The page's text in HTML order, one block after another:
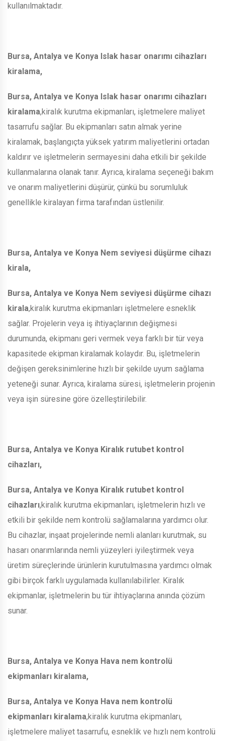
kullanılmaktadır.
Bursa, Antalya ve Konya Islak hasar onarımı cihazları
kiralama,
Bursa, Antalya ve Konya Islak hasar onarımı cihazları
kiralama,kiralık kurutma ekipmanları, işletmelere maliyet
tasarrufu sağlar. Bu ekipmanları satın almak yerine
kiralamak, başlangıçta yüksek yatırım maliyetlerini ortadan
kaldırır ve işletmelerin sermayesini daha etkili bir şekilde
kullanmalarına olanak tanır. Ayrıca, kiralama seçeneği bakım
ve onarım maliyetlerini düşürür, çünkü bu sorumluluk
genellikle kiralayan firma tarafından üstlenilir.
Bursa, Antalya ve Konya Nem seviyesi düşürme cihazı
kirala,
Bursa, Antalya ve Konya Nem seviyesi düşürme cihazı
kirala,kiralık kurutma ekipmanları işletmelere esneklik
sağlar. Projelerin veya iş ihtiyaçlarının değişmesi
durumunda, ekipmanı geri vermek veya farklı bir tür veya
kapasitede ekipman kiralamak kolaydır. Bu, işletmelerin
değişen gereksinimlerine hızlı bir şekilde uyum sağlama
yeteneği sunar. Ayrıca, kiralama süresi, işletmelerin projenin
veya işin süresine göre özelleştirilebilir.
Bursa, Antalya ve Konya Kiralık rutubet kontrol
cihazları,
Bursa, Antalya ve Konya Kiralık rutubet kontrol
cihazları,kiralık kurutma ekipmanları, işletmelerin hızlı ve
etkili bir şekilde nem kontrolü sağlamalarına yardımcı olur.
Bu cihazlar, inşaat projelerinde nemli alanları kurutmak, su
hasarı onarımlarında nemli yüzeyleri iyileştirmek veya
üretim süreçlerinde ürünlerin kurutulmasına yardımcı olmak
gibi birçok farklı uygulamada kullanılabilirler. Kiralık
ekipmanlar, işletmelerin bu tür ihtiyaçlarına anında çözüm
sunar.
Bursa, Antalya ve Konya Hava nem kontrolü
ekipmanları kiralama,
Bursa, Antalya ve Konya Hava nem kontrolü
ekipmanları kiralama,kiralık kurutma ekipmanları,
işletmelere maliyet tasarrufu, esneklik ve hızlı nem kontrolü